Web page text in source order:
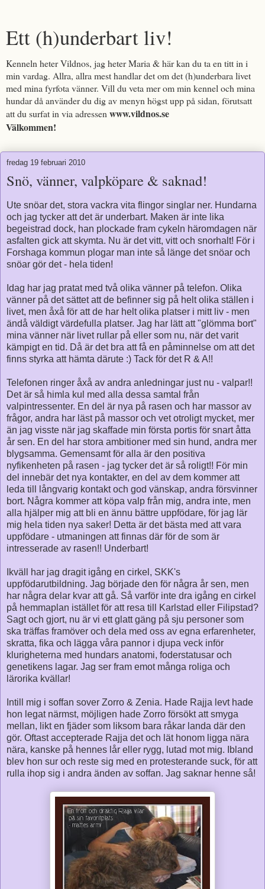
Ett (h)underbart liv!
Kenneln heter Vildnos, jag heter Maria & här kan du ta en titt in i
min vardag. Allra, allra mest handlar det om det (h)underbara livet
med mina fyrfota vänner. Vill du veta mer om min kennel och mina
hundar då använder du dig av menyn högst upp på sidan, förutsatt
att du surfat in via adressen www.vildnos.se
Välkommen!
fredag 19 februari 2010
Snö, vänner, valpköpare & saknad!
Ute snöar det, stora vackra vita flingor singlar ner. Hundarna
och jag tycker att det är underbart. Maken är inte lika
begeistrad dock, han plockade fram cykeln häromdagen när
asfalten gick att skymta. Nu är det vitt, vitt och snorhalt! För i
Forshaga kommun plogar man inte så länge det snöar och
snöar gör det - hela tiden!
Idag har jag pratat med två olika vänner på telefon. Olika
vänner på det sättet att de befinner sig på helt olika ställen i
livet, men åxå för att de har helt olika platser i mitt liv - men
ändå väldigt värdefulla platser. Jag har lätt att "glömma bort"
mina vänner när livet rullar på eller som nu, när det varit
kämpigt en tid. Då är det bra att få en påminnelse om att det
finns styrka att hämta därute :) Tack för det R & A!!
Telefonen ringer åxå av andra anledningar just nu - valpar!!
Det är så himla kul med alla dessa samtal från
valpintressenter. En del är nya på rasen och har massor av
frågor, andra har läst på massor och vet otroligt mycket, mer
än jag visste när jag skaffade min första portis för snart åtta
år sen. En del har stora ambitioner med sin hund, andra mer
blygsamma. Gemensamt för alla är den positiva
nyfikenheten på rasen - jag tycker det är så roligt!! För min
del innebär det nya kontakter, en del av dem kommer att
leda till långvarig kontakt och god vänskap, andra försvinner
bort. Några kommer att köpa valp från mig, andra inte, men
alla hjälper mig att bli en ännu bättre uppfödare, för jag lär
mig hela tiden nya saker! Detta är det bästa med att vara
uppfödare - utmaningen att finnas där för de som är
intresserade av rasen!! Underbart!
Ikväll har jag dragit igång en cirkel, SKK's
uppfödarutbildning. Jag började den för några år sen, men
har några delar kvar att gå. Så varför inte dra igång en cirkel
på hemmaplan istället för att resa till Karlstad eller Filipstad?
Sagt och gjort, nu är vi ett glatt gäng på sju personer som
ska träffas framöver och dela med oss av egna erfarenheter,
skratta, fika och lägga våra pannor i djupa veck inför
klurigheterna med hundars anatomi, foderstatusar och
genetikens lagar. Jag ser fram emot många roliga och
lärorika kvällar!
Intill mig i soffan sover Zorro & Zenia. Hade Rajja levt hade
hon legat närmst, möjligen hade Zorro försökt att smyga
mellan, likt en fjäder som liksom bara råkar landa där den
gör. Oftast accepterade Rajja det och lät honom ligga nära
nära, kanske på hennes lår eller rygg, lutad mot mig. Ibland
blev hon sur och reste sig med en protesterande suck, för att
rulla ihop sig i andra änden av soffan. Jag saknar henne så!